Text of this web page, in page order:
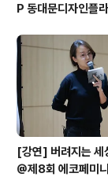
P 동대문디자인플
[강연] 버려지는 세
@제8회 에코페미